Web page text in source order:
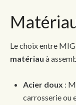
Le choix entre
matériau à
Acier doux :
carrosserie ou